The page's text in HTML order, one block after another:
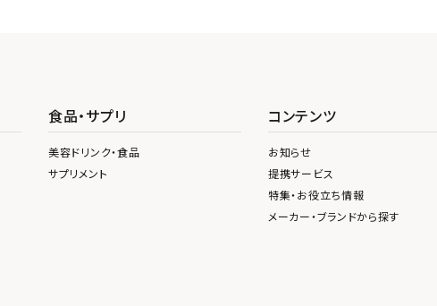
食品・サプリ
美容ドリンク・食品
サプリメント
コンテンツ
お知らせ
提携サービス
特集・お役立ち情報
メーカー・ブランドから探す